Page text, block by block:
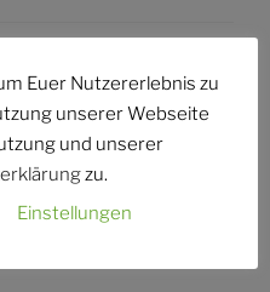
E-Mail
Euer Nutzererlebnis zu
unserer Webseite
und unserer
zu.
Einstellungen